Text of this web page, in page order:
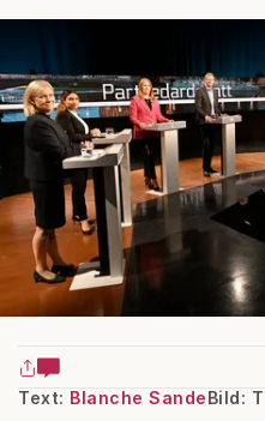
Text: Blanche SandeBild: